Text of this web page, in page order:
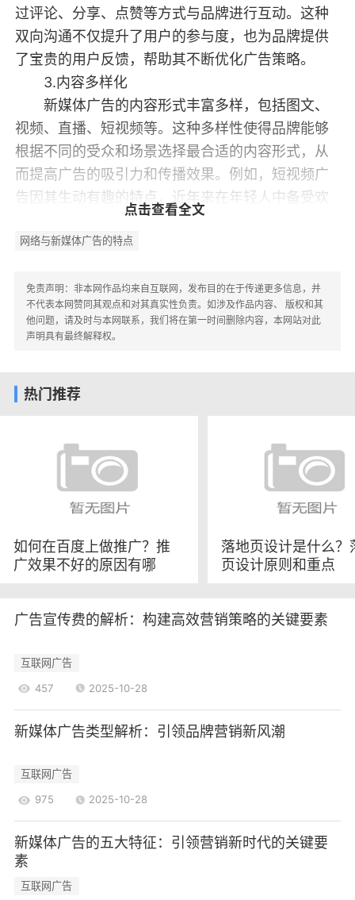
过评论、分享、点赞等方式与品牌进行互动。这种
双向沟通不仅提升了用户的参与度，也为品牌提供
了宝贵的用户反馈，帮助其不断优化广告策略。
3.内容多样化
新媒体广告的内容形式丰富多样，包括图文、
视频、直播、短视频等。这种多样性使得品牌能够
根据不同的受众和场景选择最合适的内容形式，从
而提高广告的吸引力和传播效果。例如，短视频广
告因其生动有趣的特点，近年来在年轻人中备受欢
4.实时性与灵活性
性。可以根据市场变化和用户反馈，快速调整广告
内容和投放策略。这种灵活性使得品牌能够及时响
应市场动态，抓住短暂的营销机会。
具有更高的性价比。可以根据预算灵活选择投放渠
更高的投资回报率(ROI)。
网络与新媒体广告的主要形式
1.搜索引擎广告
搜索引擎广告(SEA)是通过搜索引擎平台投放的
广告，通常以关键词竞价的方式进行。可以根据用
户的搜索意图，展示相关的广告内容。这种形式的
关产品或服务的用户。
社交媒体广告是指在社交网络平台上投放的广
告，如Facebook、Instagram、微博、微信等。这
通过社交分享实现病毒式传播。社交媒体广告的互
工具。
3.视频广告
视频广告是近年来发展迅速的一种广告形式，
尤其是在短视频平台(如抖音、快手)上。视频广告不
仅能够生动展示产品，还能通过故事情节吸引用户
的注意力。随着5G技术的普及，视频广告的加载速
点击查看全文
网络与新媒体广告的特点
免责声明：非本网作品均来自互联网，发布目的在于传递更多信息，并
不代表本网赞同其观点和对其真实性负责。如涉及作品内容、 版权和其
他问题，请及时与本网联系，我们将在第一时间删除内容，本网站对此
声明具有最终解释权。
热门推荐
如何在百度上做推广？推
广效果不好的原因有哪
落地页设计是什么？
页设计原则和重点
广告宣传费的解析：构建高效营销策略的关键要素
互联网广告
457 2025-10-28
新媒体广告类型解析：引领品牌营销新风潮
互联网广告
975 2025-10-28
新媒体广告的五大特征：引领营销新时代的关键要
素
互联网广告